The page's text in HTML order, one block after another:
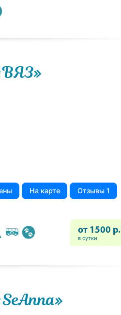
На карте
Отзывы 1
от 1500 р.
в сутки